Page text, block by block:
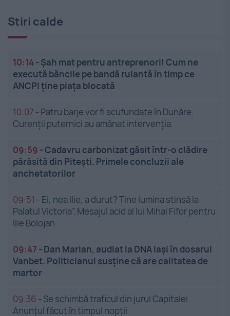
Stiri calde
10:14- Șah mat pentru antreprenori! Cum ne
execută băncile pe bandă rulantă în timp ce
ANCPI ține piața blocată
10:07 - Patru barje vor fi scufundate în Dunăre.
Curenții puternici au amânat intervenția
09:59 -Cadavru carbonizat găsit într-o clădire
părăsită din Pitești. Primele concluzii ale
anchetatorilor
09:51 - Ei, nea Ilie, a durut? Ține lumina stinsă la
Palatul Victoria”. Mesajul acid al lui Mihai Fifor pentru
Ilie Bolojan
09:47 - Dan Marian, audiat la DNA Iași în dosarul
Vanbet. Politicianul susține că are calitatea de
martor
09:36 - Se schimbă traficul din jurul Capitalei.
Anunțul făcut în timpul nopții